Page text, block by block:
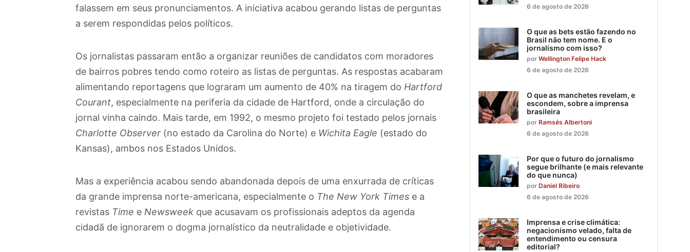
falassem em seus pronunciamentos. A iniciativa acabou gerando listas de perguntas
a serem respondidas pelos políticos.
Os jornalistas passaram então a organizar reuniões de candidatos com moradores
de bairros pobres tendo como roteiro as listas de perguntas. As respostas acabaram
alimentando reportagens que lograram um aumento de 40% na tiragem do Hartford
Courant, especialmente na periferia da cidade de Hartford, onde a circulação do
jornal vinha caindo. Mais tarde, em 1992, o mesmo projeto foi testado pelos jornais
Charlotte Observer (no estado da Carolina do Norte) e Wichita Eagle (estado do
Kansas), ambos nos Estados Unidos.
Mas a experiência acabou sendo abandonada depois de uma enxurrada de críticas
da grande imprensa norte-americana, especialmente o The New York Times e a
revistas Time e Newsweek que acusavam os profissionais adeptos da agenda
cidadã de ignorarem o dogma jornalístico da neutralidade e objetividade.
6 de agosto de 2026
O que as bets estão fazendo no
Brasil não tem nome. E o
jornalismo com isso?
por Wellington Felipe Hack
6 de agosto de 2026
O que as manchetes revelam, e
escondem, sobre a imprensa
brasileira
por Ramsés Albertoni
6 de agosto de 2026
Por que o futuro do jornalismo
segue brilhante (e mais relevante
do que nunca)
por Daniel Ribeiro
6 de agosto de 2026
Imprensa e crise climática:
negacionismo velado, falta de
entendimento ou censura
editorial?